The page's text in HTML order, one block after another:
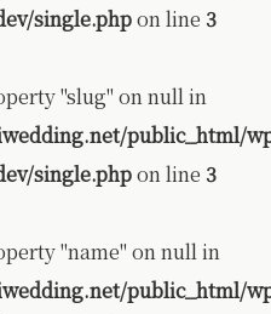
single.phpon line 3
"slug" on null in
public_html/
single.phpon line 3
"name" on null in
public_html/